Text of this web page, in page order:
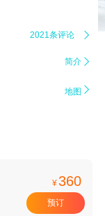
2021条评论 
简介 
地图 
¥360
预订